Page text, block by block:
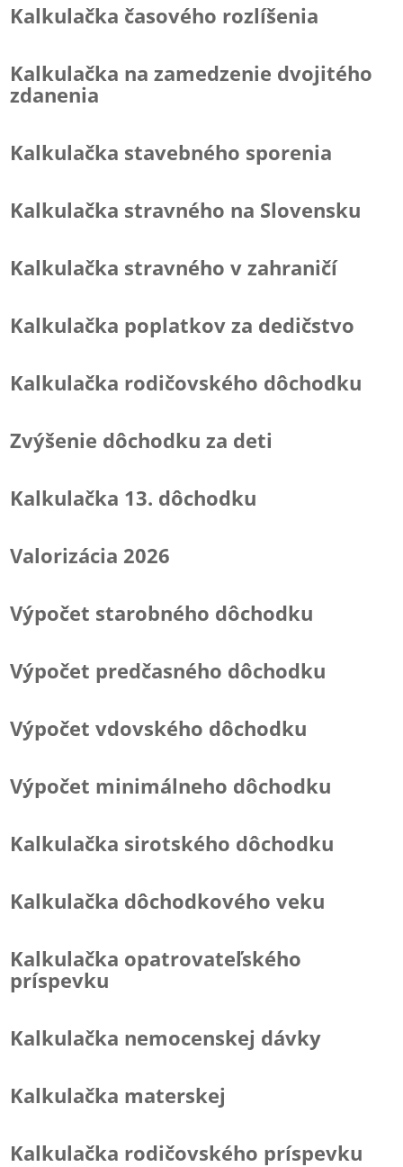
Kalkulačka časového rozlíšenia
Kalkulačka na zamedzenie dvojitého
zdanenia
Kalkulačka stavebného sporenia
Kalkulačka stravného na Slovensku
Kalkulačka stravného v zahraničí
Kalkulačka poplatkov za dedičstvo
Kalkulačka rodičovského dôchodku
Zvýšenie dôchodku za deti
Kalkulačka 13. dôchodku
Valorizácia 2026
Výpočet starobného dôchodku
Výpočet predčasného dôchodku
Výpočet vdovského dôchodku
Výpočet minimálneho dôchodku
Kalkulačka sirotského dôchodku
Kalkulačka dôchodkového veku
Kalkulačka opatrovateľského
príspevku
Kalkulačka nemocenskej dávky
Kalkulačka materskej
Kalkulačka rodičovského príspevku